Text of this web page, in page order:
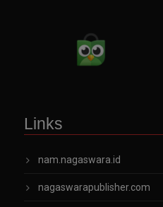
Links
nam.nagaswara.id
nagaswarapublisher.com